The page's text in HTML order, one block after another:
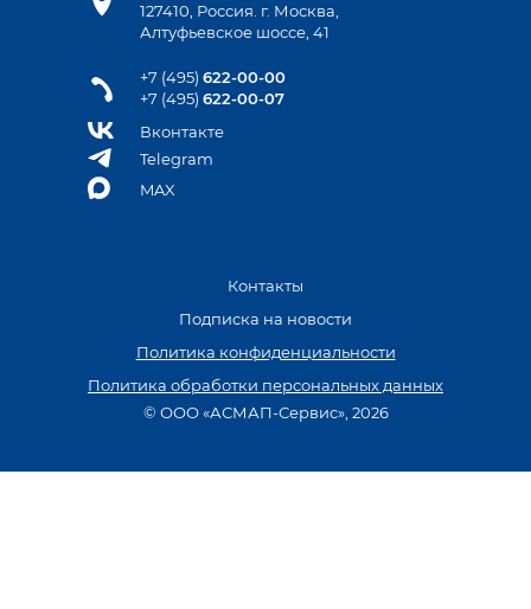
127410, Россия. г. Москва,
Алтуфьевское шоссе, 41
+7 (495) 622-00-00
+7 (495) 622-00-07
Вконтакте
Telegram
MAX
Контакты
Подписка на новости
Политика конфиденциальности
Политика обработки персональных данных
© ООО «АСМАП-Сервис», 2026